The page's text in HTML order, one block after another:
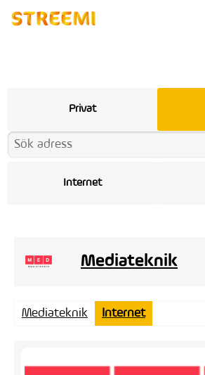
Privat
Internet
Mediateknik
Mediateknik Internet